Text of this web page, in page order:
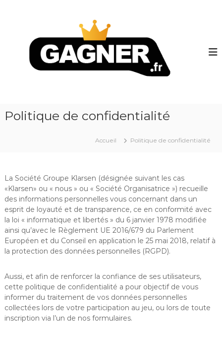
n
Politique de confidentialité
Accueil Politique de confidentialité
La Société Groupe Klarsen (désignée suivant les cas
«Klarsen» ou « nous » ou « Société Organisatrice ») recueille
des informations personnelles vous concernant dans un
esprit de loyauté et de transparence, ce en conformité avec
la loi « informatique et libertés » du 6 janvier 1978 modifiée
ainsi qu’avec le Règlement UE 2016/679 du Parlement
Européen et du Conseil en application le 25 mai 2018, relatif à
la protection des données personnelles (RGPD).
Aussi, et afin de renforcer la confiance de ses utilisateurs,
cette politique de confidentialité a pour objectif de vous
informer du traitement de vos données personnelles
collectées lors de votre participation au jeu, ou lors de toute
inscription via l’un de nos formulaires.